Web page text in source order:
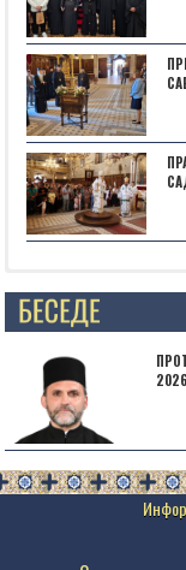
Posts not